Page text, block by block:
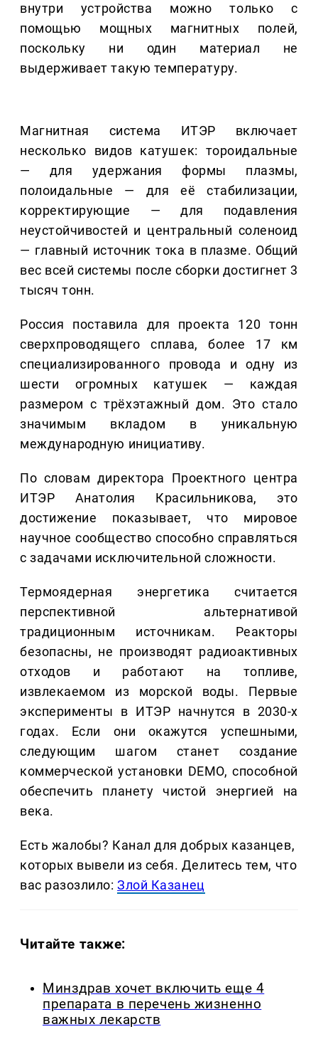
внутри устройства можно только с
помощью мощных магнитных полей,
поскольку ни один материал не
выдерживает такую температуру.
Магнитная система ИТЭР включает
несколько видов катушек: тороидальные
— для удержания формы плазмы,
полоидальные — для её стабилизации,
корректирующие — для подавления
неустойчивостей и центральный соленоид
— главный источник тока в плазме. Общий
вес всей системы после сборки достигнет 3
тысяч тонн.
Россия поставила для проекта 120 тонн
сверхпроводящего сплава, более 17 км
специализированного провода и одну из
шести огромных катушек — каждая
размером с трёхэтажный дом. Это стало
значимым вкладом в уникальную
международную инициативу.
По словам директора Проектного центра
ИТЭР Анатолия Красильникова, это
достижение показывает, что мировое
научное сообщество способно справляться
с задачами исключительной сложности.
Термоядерная энергетика считается
перспективной альтернативой
традиционным источникам. Реакторы
безопасны, не производят радиоактивных
отходов и работают на топливе,
извлекаемом из морской воды. Первые
эксперименты в ИТЭР начнутся в 2030-х
годах. Если они окажутся успешными,
следующим шагом станет создание
коммерческой установки DEMO, способной
обеспечить планету чистой энергией на
века.
Есть жалобы? Канал для добрых казанцев,
которых вывели из себя. Делитеcь тем, что
вас разозлило:Злой Казанец
Читайте также:
Минздрав хочет включить еще 4
препарата в перечень жизненно
важных лекарств